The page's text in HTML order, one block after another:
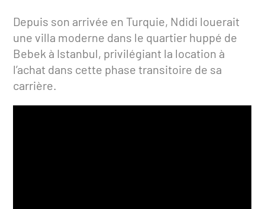
Depuis son arrivée en Turquie, Ndidi louerait
une villa moderne dans le quartier huppé de
Bebek à Istanbul, privilégiant la location à
l’achat dans cette phase transitoire de sa
carrière.